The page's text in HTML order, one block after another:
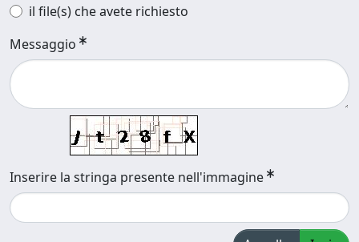
il file(s) che avete richiesto
Messaggio
Inserire la stringa presente nell'immagine